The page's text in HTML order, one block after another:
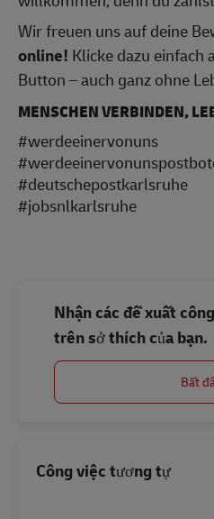
Wir freuen uns auf deine
online! Klicke dazu einfach
Button – auch ganz ohne
MENSCHEN VERBINDEN,
#werdeeinervonuns
#deutschepostkarlsruhe
#jobsnlkarlsruhe
Nhận các đề xuất
trên sở thích của bạn.
Bắt
Công việc tương tự